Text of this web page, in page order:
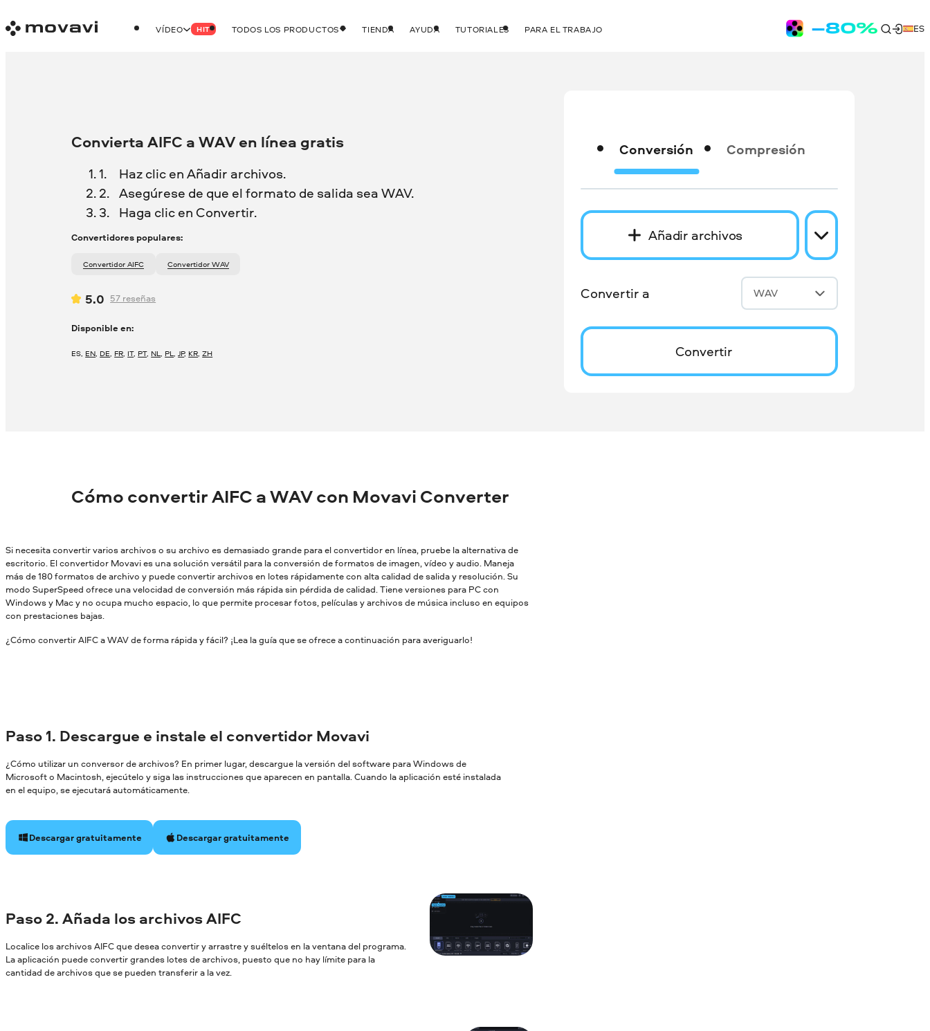
VÍDEO HIT TODOS LOS PRODUCTOS TIENDA AYUDA TUTORIALES PARA EL TRABAJO ES
Convierta AIFC a WAV en línea gratis
Haz clic en Añadir archivos.
Asegúrese de que el formato de salida sea WAV.
Haga clic en Convertir.
Convertidores populares:
Convertidor AIFC Convertidor WAV
5.0 57 reseñas
Disponible en:
ES, EN, DE, FR, IT, PT, NL, PL,JP, KR,ZH
Conversión Compresión
Añadir archivos
Convertir a WAV
Convertir
Cómo convertir AIFC a WAV con Movavi Converter
Si necesita convertir varios archivos o su archivo es demasiado grande para el convertidor en línea, pruebe la alternativa de
escritorio. El convertidor Movavi es una solución versátil para la conversión de formatos de imagen, vídeo y audio. Maneja
más de 180 formatos de archivo y puede convertir archivos en lotes rápidamente con alta calidad de salida y resolución. Su
modo SuperSpeed ofrece una velocidad de conversión más rápida sin pérdida de calidad. Tiene versiones para PC con
Windows y Mac y no ocupa mucho espacio, lo que permite procesar fotos, películas y archivos de música incluso en equipos
con prestaciones bajas.
¿Cómo convertir AIFC a WAV de forma rápida y fácil? ¡Lea la guía que se ofrece a continuación para averiguarlo!
Paso 1. Descargue e instale el convertidor Movavi
¿Cómo utilizar un conversor de archivos? En primer lugar, descargue la versión del software para Windows de
Microsoft o Macintosh, ejecútelo y siga las instrucciones que aparecen en pantalla. Cuando la aplicación esté instalada
en el equipo, se ejecutará automáticamente.
Descargar gratuitamente Descargar gratuitamente
Paso 2. Añada los archivos AIFC
Localice los archivos AIFC que desea convertir y arrastre y suéltelos en la ventana del programa.
La aplicación puede convertir grandes lotes de archivos, puesto que no hay límite para la
cantidad de archivos que se pueden transferir a la vez.